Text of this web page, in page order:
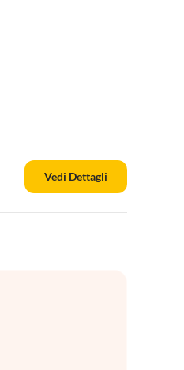
Vedi Dettagli